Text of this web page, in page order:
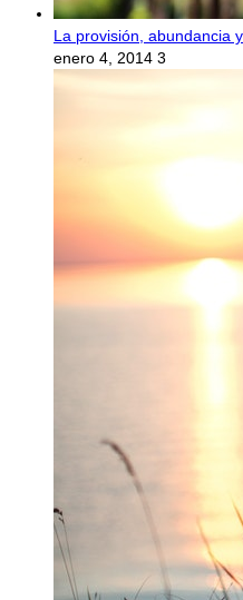
La provisión, abundancia
enero 4, 2014 3